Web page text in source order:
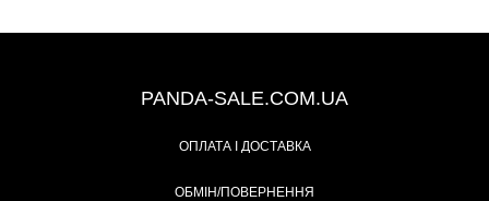
PANDA-SALE.COM.UA
ОПЛАТА І ДОСТАВКА
ОБМІН/ПОВЕРНЕННЯ